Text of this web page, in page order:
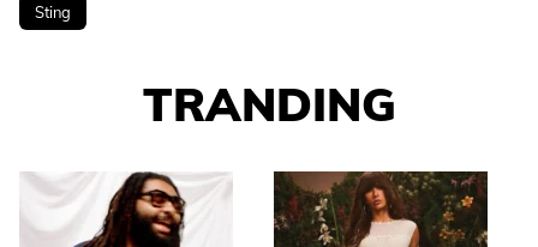
Sting
TRANDING